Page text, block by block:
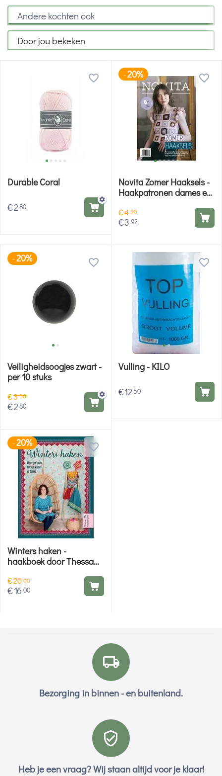
Andere kochten ook
Door jou bekeken
Durable Coral
€280
-20%
Novita Zomer Haaksels -
Haakpatronen dames en
€490
€3 92
-20%
Veiligheidsoogjes zwart -
per 10 stuks
€350
€280
Vulling - KILO
€12 50
-20%
Winters haken -
haakboek door Thessa
€2000
€16 00
Bezorging in binnen - en buitenland.
Heb je een vraag? Wij staan altijd voor je klaar!